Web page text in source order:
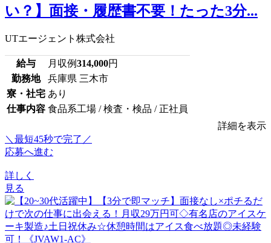
い？】面接・履歴書不要！たった3分...
UTエージェント株式会社
給与 月収例314,000円
勤務地
兵庫県 三木市
寮・社宅 あり
仕事内容 食品系工場 / 検査・検品 / 正社員
詳細を表示
＼最短45秒で完了／
応募へ進む
詳しく
見る